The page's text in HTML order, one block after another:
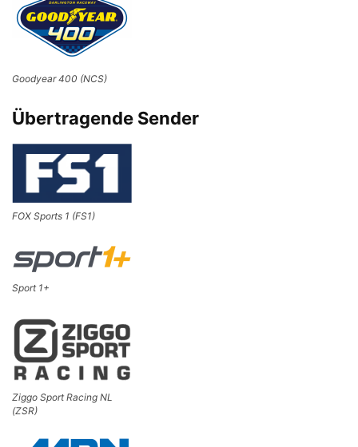
Goodyear 400 (NCS)
Übertragende Sender
FOX Sports 1 (FS1)
Sport 1+
Ziggo Sport Racing NL
(ZSR)